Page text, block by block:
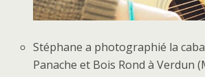
Stéphane a photographié la
Panache et Bois Rond à Verdun